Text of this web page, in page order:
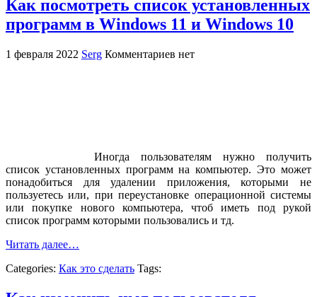
Как посмотреть список установленных
программ в Windows 11 и Windows 10
1 февраля 2022 Serg Комментариев нет
Иногда пользователям нужно получить
список установленных программ на компьютер. Это может
понадобиться для удалении приложения, которыми не
пользуетесь или, при переустановке операционной системы
или покупке нового компьютера, чтоб иметь под рукой
список программ которыми пользовались и тд.
Читать далее…
Categories: Как это сделать Tags: